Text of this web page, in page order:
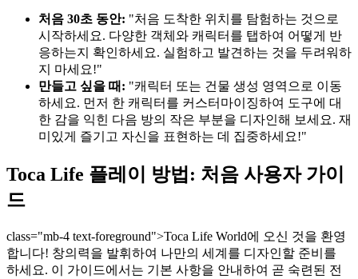
처음 30초 동안: "처음 도착한 위치를 탐험하는 것으로
시작하세요. 다양한 객체와 캐릭터를 탭하여 어떻게 반
응하는지 확인하세요. 실험하고 발견하는 것을 두려워하
지 마세요!"
만들고 싶을 때: "캐릭터 또는 건물 생성 영역으로 이동
하세요. 먼저 한 캐릭터를 커스터마이징하여 도구에 대
한 감을 익힌 다음 방의 작은 부분을 디자인해 보세요. 재
미있게 즐기고 자신을 표현하는 데 집중하세요!"
Toca Life 플레이 방법: 처음 사용자 가이
드
class="mb-4 text-foreground">Toca Life World에 오신 것을 환영
합니다! 창의력을 발휘하여 나만의 세계를 디자인할 준비를
하세요. 이 가이드에서는 기본 사항을 안내하여 곧 숙련된 전